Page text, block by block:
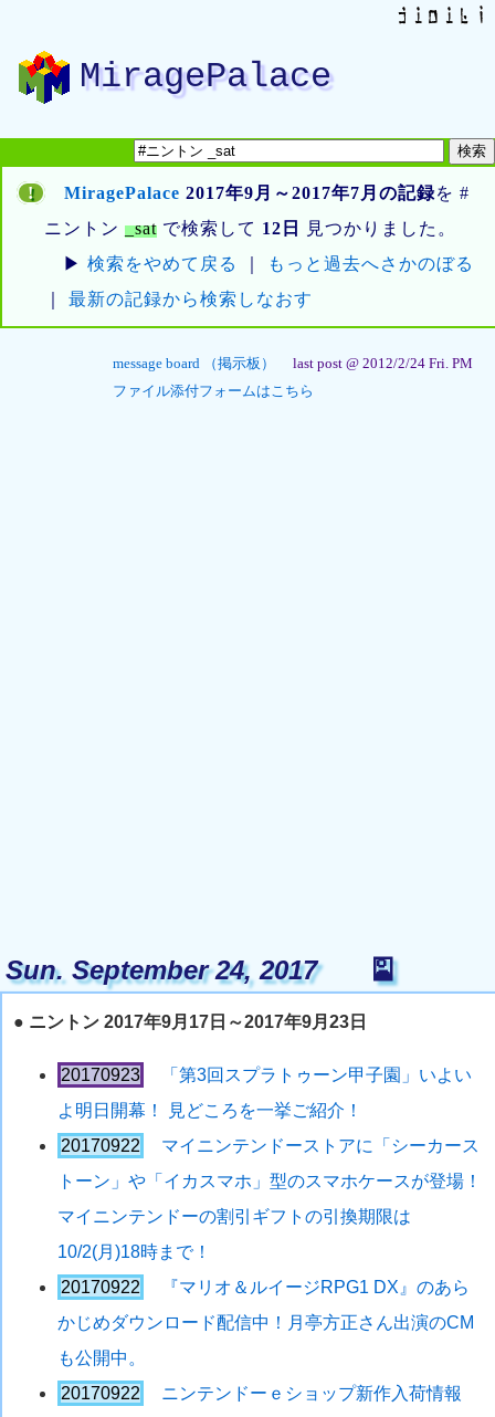
MiragePalace
! MiragePalace 2017年9月～2017年7月の記録を #
ニントン_sat で検索して 12日
見つかりました。
▶検索をやめて戻る
もっと過去へさかのぼる
｜最新の記録から検索しなおす
message board （掲示板）
last post @ 2012/2/24 Fri. PM
ファイル添付フォームはこちら
Sun. September 24, 2017🎴
● ニントン 2017年9月17日～2017年9月23日
20170923
「第3回スプラトゥーン甲子園」いよい
よ明日開幕！ 見どころを一挙ご紹介！
20170922
マイニンテンドーストアに「シーカース
トーン」や「イカスマホ」型のスマホケースが登場！
マイニンテンドーの割引ギフトの引換期限は
10/2(月)18時まで！
20170922
『マリオ＆ルイージRPG1 DX』のあら
かじめダウンロード配信中！月亭方正さん出演のCM
も公開中。
20170922
ニンテンドーｅショップ新作入荷情報